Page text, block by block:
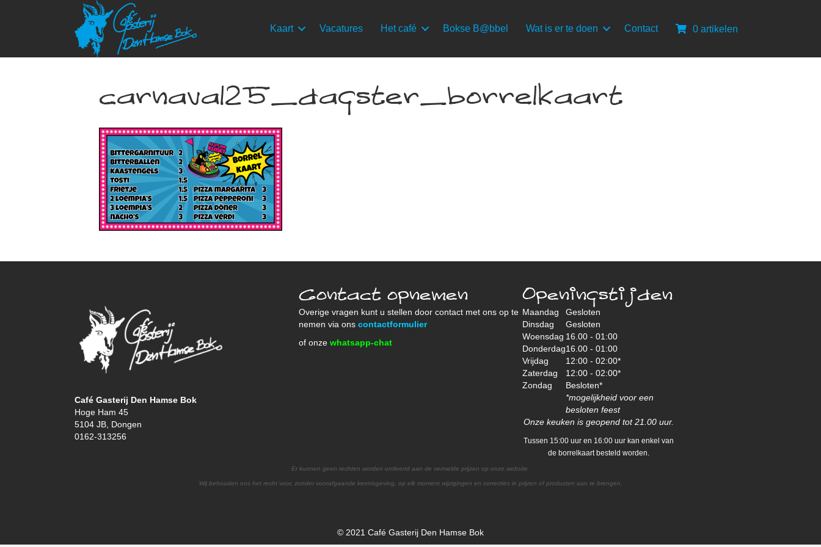
Kaart Vacatures Het café Bokse B@bbel Wat is er te doen Contact 0 artikelen
carnaval25_dagster_borrelkaart
Café Gasterij Den Hamse Bok
Hoge Ham 45
5104 JB, Dongen
0162-313256
Contact opnemen
Overige vragen kunt u stellen door contact met ons op te
nemen via ons contactformulier
of onze whatsapp-chat
Openingstijden
Maandag
Gesloten
Dinsdag
Gesloten
Woensdag 16.00 - 01:00
Donderdag16.00 - 01:00
Vrijdag
12:00 - 02:00*
Zaterdag
12:00 - 02:00*
Zondag
Besloten*
*mogelijkheid voor een
besloten feest
Onze keuken is geopend tot 21.00 uur.
Tussen 15:00 uur en 16:00 uur kan enkel van
de borrelkaart besteld worden.
Er kunnen geen rechten worden ontleend aan de vermelde prijzen op onze website.
Wij behouden ons het recht voor, zonder voorafgaande kennisgeving, op elk moment wijzigingen en correcties in prijzen of producten aan te brengen.
© 2021 Café Gasterij Den Hamse Bok